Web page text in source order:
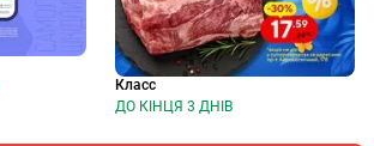
Класс
ДО КІНЦЯ 3 ДНІВ